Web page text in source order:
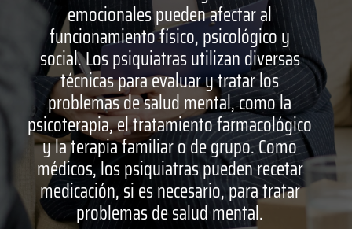
emocionales pueden afectar al
funcionamiento físico, psicológico y
social. Los psiquiatras utilizan diversas
técnicas para evaluar y tratar los
problemas de salud mental, como la
psicoterapia, el tratamiento farmacológico
y la terapia familiar o de grupo. Como
médicos, los psiquiatras pueden recetar
medicación, si es necesario, para tratar
problemas de salud mental.